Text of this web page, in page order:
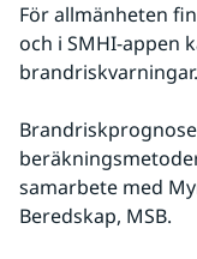
För allmänheten
och i SMHI-appen
brandriskvarningar.
samarbete med
Beredskap, MSB.